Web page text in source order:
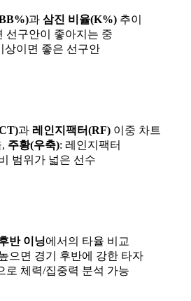
과 삼진 비율(K%) 추이
선구안이 좋아지는 중
상이면 좋은 선구안
과 레인지팩터(RF) 이중 차트
주황(우축): 레인지팩터
범위가 넓은 선수
반 이닝에서의 타율 비교
으면 경기 후반에 강한 타자
로 체력/집중력 분석 가능